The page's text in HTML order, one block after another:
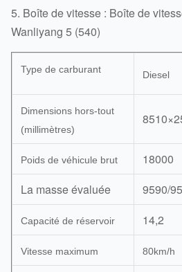
5. Boîte de vitesse : Boîte de
Wanliyang 5 (540)
Type de carburant Diesel
Dimensions hors-tout
(millimètres)
Poids de véhicule brut
18000
La masse évaluée
9590/
Capacité de réservoir 14,2
Vitesse maximum 80km/h